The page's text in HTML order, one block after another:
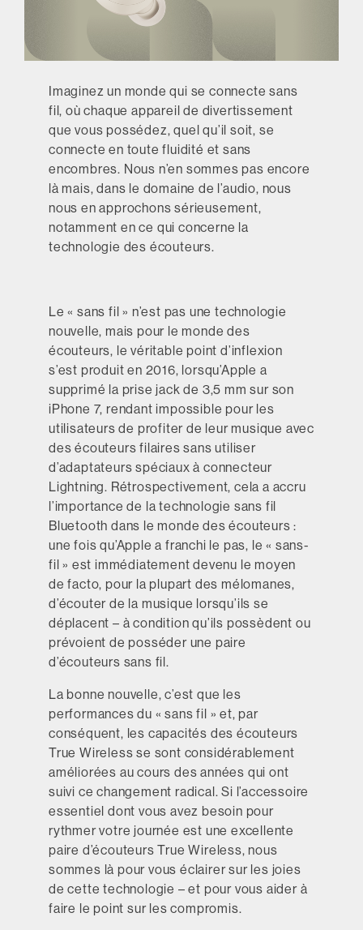
Imaginez un monde qui se connecte sans
fil, où chaque appareil de divertissement
que vous possédez, quel qu’il soit, se
connecte en toute fluidité et sans
encombres. Nous n’en sommes pas encore
là mais, dans le domaine de l’audio, nous
nous en approchons sérieusement,
notamment en ce qui concerne la
technologie des écouteurs.
Le « sans fil » n’est pas une technologie
nouvelle, mais pour le monde des
écouteurs, le véritable point d’inflexion
s’est produit en 2016, lorsqu’Apple a
supprimé la prise jack de 3,5 mm sur son
iPhone 7, rendant impossible pour les
utilisateurs de profiter de leur musique avec
des écouteurs filaires sans utiliser
d’adaptateurs spéciaux à connecteur
Lightning. Rétrospectivement, cela a accru
l’importance de la technologie sans fil
Bluetooth dans le monde des écouteurs :
une fois qu’Apple a franchi le pas, le « sans-
fil » est immédiatement devenu le moyen
de facto, pour la plupart des mélomanes,
d’écouter de la musique lorsqu’ils se
déplacent – à condition qu’ils possèdent ou
prévoient de posséder une paire
d’écouteurs sans fil.
La bonne nouvelle, c’est que les
performances du « sans fil » et, par
conséquent, les capacités des écouteurs
True Wireless se sont considérablement
améliorées au cours des années qui ont
suivi ce changement radical. Si l’accessoire
essentiel dont vous avez besoin pour
rythmer votre journée est une excellente
paire d’écouteurs True Wireless, nous
sommes là pour vous éclairer sur les joies
de cette technologie – et pour vous aider à
faire le point sur les compromis.